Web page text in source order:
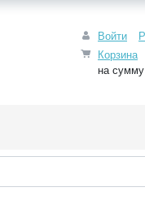
Войти
Корзина
на сумму